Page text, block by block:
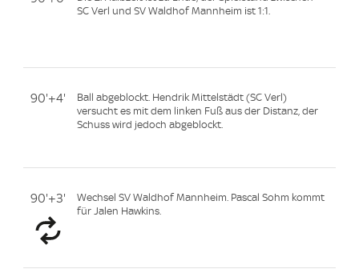
SC Verl und SV Waldhof Mannheim ist 1:1.
90'+4'
Ball abgeblockt. Hendrik Mittelstädt (SC Verl)
versucht es mit dem linken Fuß aus der Distanz, der
Schuss wird jedoch abgeblockt.
90'+3'
Wechsel SV Waldhof Mannheim. Pascal Sohm kommt
für Jalen Hawkins.